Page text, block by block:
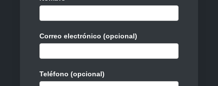
Correo electrónico (opcional)
Teléfono (opcional)